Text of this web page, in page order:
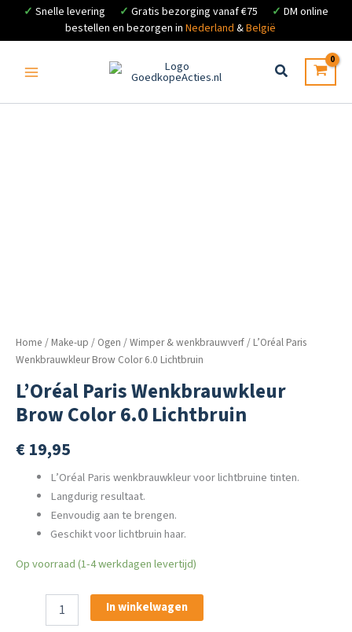
✓ Snelle levering ✓ Gratis bezorging vanaf €75 ✓ DM online
bestellen en bezorgen in Nederland &België
inhoud
Home / Make-up / Ogen /Wimper & wenkbrauwverf/ L’Oréal Paris
Wenkbrauwkleur Brow Color 6.0 Lichtbruin
L’Oréal Paris Wenkbrauwkleur
Brow Color 6.0 Lichtbruin
€19,95
L’Oréal Paris wenkbrauwkleur voor lichtbruine tinten.
Langdurig resultaat.
Eenvoudig aan te brengen.
Geschikt voor lichtbruin haar.
Op voorraad (1-4 werkdagen levertijd)
In winkelwagen